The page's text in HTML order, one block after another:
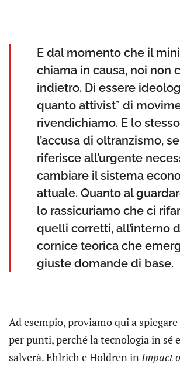
E dal momento che il
chiama in causa, noi non
indietro. Di essere
quanto attivist* di
rivendichiamo. E lo
l’accusa di oltranzismo,
riferisce all’urgente
cambiare il sistema
attuale. Quanto al
lo rassicuriamo che ci
quelli corretti, all’interno
cornice teorica che
giuste domande di base.
Ad esempio, proviamo qui a
per punti, perché la tecnologia in sé
salverà. Ehlrich e Holdren inImpact